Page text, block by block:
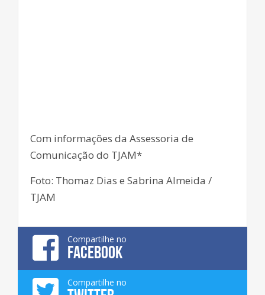
Com informações da Assessoria de
Comunicação do TJAM*
Foto: Thomaz Dias e Sabrina Almeida /
TJAM
Compartilhe no
FACEBOOK
Compartilhe no